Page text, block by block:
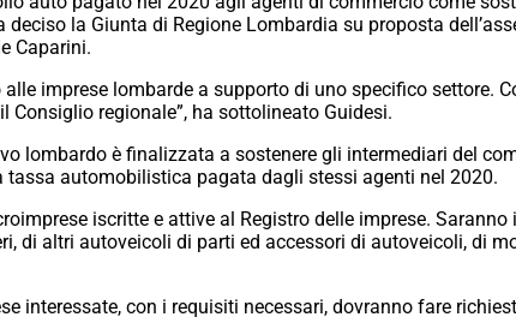
la Giunta di Regione Lombardia su proposta
Caparini.
imprese lombarde a supporto di uno specifico settore.
regionale”, ha sottolineato Guidesi.
lombardo è finalizzata a sostenere gli intermediari del
automobilistica pagata dagli stessi agenti nel 2020.
iscritte e attive al Registro delle imprese.
di altri autoveicoli di parti ed accessori di autoveicoli, di
interessate, con i requisiti necessari, dovranno fare